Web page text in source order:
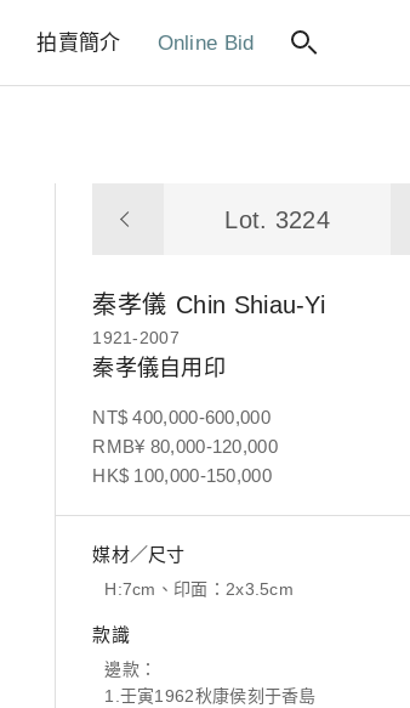
拍賣簡介 Online Bid
Lot. 3224
秦孝儀 Chin Shiau-Yi
1921-2007
秦孝儀自用印
NT$ 400,000-600,000
RMB¥ 80,000-120,000
HK$ 100,000-150,000
媒材／尺寸
H:7cm、印面：2x3.5cm
款識
邊款：
1.壬寅1962秋康侯刻于香島